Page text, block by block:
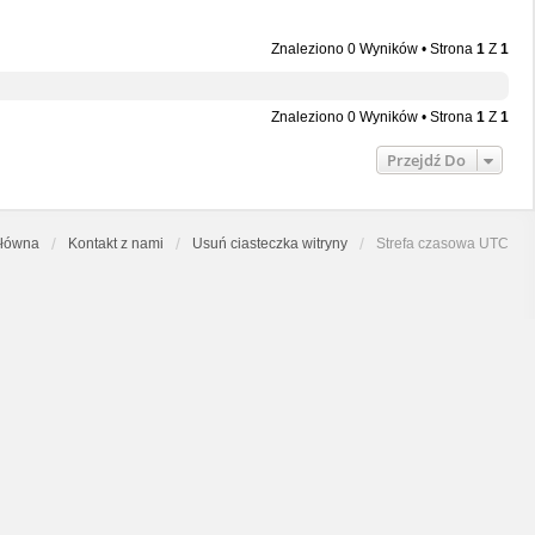
Znaleziono 0 Wyników • Strona 1 Z 1
Znaleziono 0 Wyników • Strona 1 Z 1
Przejdź Do
Kontakt z nami Usuń ciasteczka witryny Strefa czasowa UTC